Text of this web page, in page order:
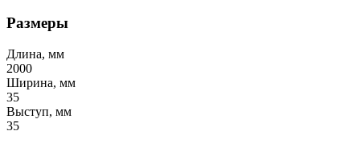
Размеры
Длина, мм
2000
Ширина, мм
35
Выступ, мм
35